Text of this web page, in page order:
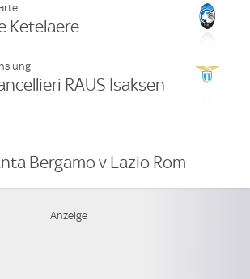
Ketelaere
RAUS Isaksen
Bergamo v Lazio Rom